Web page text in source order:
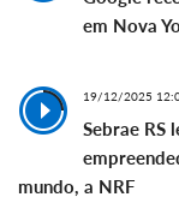
em Nova
19/12/2025
Sebrae RS
mundo, a NRF